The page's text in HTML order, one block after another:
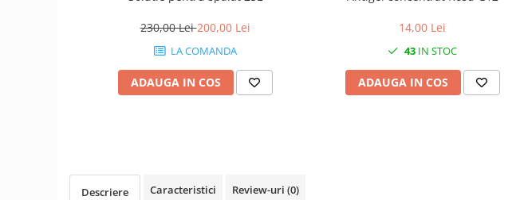
1.5.10. Distributie si accesorii
1.6.3. Instalații de Iluminat
230,00 Lei200,00 Lei
LA COMANDA
ADAUGA IN COS
14,00 Lei
43 IN STOC
ADAUGA IN COS
Descriere Caracteristici Review-uri (0)